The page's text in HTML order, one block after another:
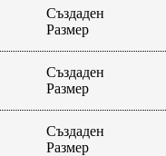
Създаден
Размер
Създаден
Размер
Създаден
Размер